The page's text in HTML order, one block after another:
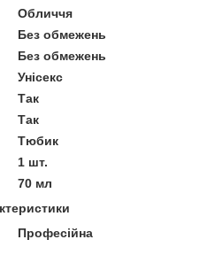
Обличчя
Без обмежень
Без обмежень
Унісекс
Так
Так
Тюбик
1 шт.
70 мл
Професійна